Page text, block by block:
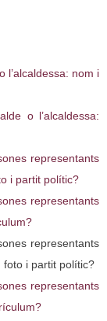
l’alcaldessa: nom i
o l’alcaldessa:
representants
i partit polític?
representants
representants
foto i partit polític?
representants